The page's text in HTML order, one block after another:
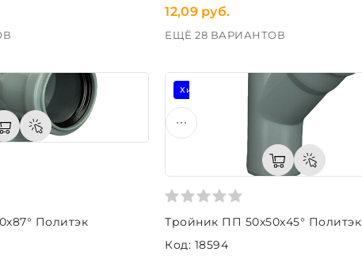
12,09 руб.
ЕЩЁ 28 ВАРИАНТОВ
Политэк
Хит продаж
Тройник ПП 50х50х45° Политэк
Код: 18594